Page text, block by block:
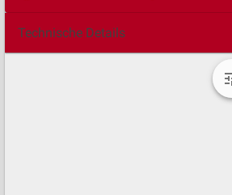
Technische Details